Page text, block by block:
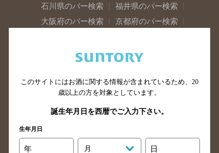
石川県のバー検索
福井県のバー検索
大阪府のバー検索
京都府のバー検索
滋賀県のバー検索
和歌山県のバー検索
山口県のバー検索
鳥取県のバー検索
島根県のバー検索
徳島県のバー検索
香川県のバー検索
愛媛県のバー検索
高知県のバー検索
長崎県のバー検索
佐賀県のバー検索
このサイトにはお酒に関する情報が含まれているため、 20
歳以上の方を対象としています。
誕生年月日を西暦でご入力下さい。
生年月日
年 月 日